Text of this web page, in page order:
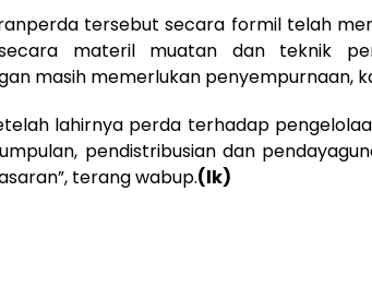
tersebut secara formil telah
materil muatan dan teknik
masih memerlukan penyempurnaan,
lahirnya perda terhadap
pendistribusian dan
terang wabup.(lk)